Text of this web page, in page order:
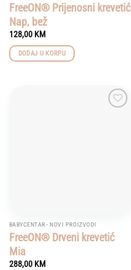
FreeON® Prijenosni krevetić
Nap, bež
128,00 KM
DODAJ U KORPU
BABYCENTAR - NOVI PROIZVODI
FreeON® Drveni krevetić
Mia
288,00 KM